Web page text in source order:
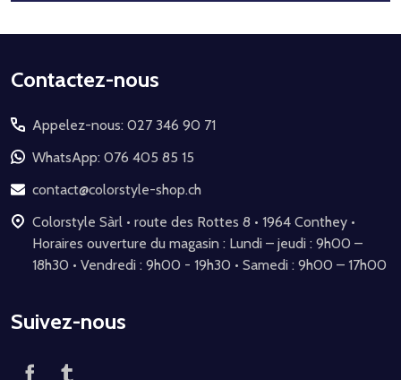
Début
pied
de
page
Contactez-nous
Appelez-nous: 027 346 90 71
WhatsApp: 076 405 85 15
contact@colorstyle-shop.ch
Colorstyle Sàrl • route des Rottes 8 • 1964 Conthey •
Horaires ouverture du magasin : Lundi – jeudi : 9h00 –
18h30 • Vendredi : 9h00 - 19h30 • Samedi : 9h00 – 17h00
Suivez-nous